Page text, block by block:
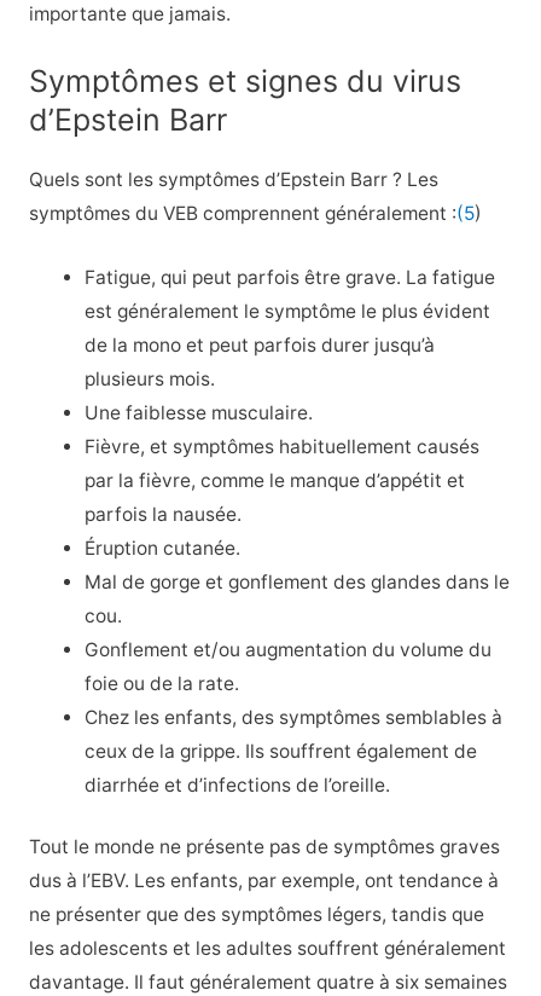
importante que jamais.
Symptômes et signes du virus
d’Epstein Barr
Quels sont les symptômes d’Epstein Barr ? Les
symptômes du VEB comprennent généralement :(5)
Fatigue, qui peut parfois être grave. La fatigue
est généralement le symptôme le plus évident
de la mono et peut parfois durer jusqu’à
plusieurs mois.
Une faiblesse musculaire.
Fièvre, et symptômes habituellement causés
par la fièvre, comme le manque d’appétit et
parfois la nausée.
Éruption cutanée.
Mal de gorge et gonflement des glandes dans le
cou.
Gonflement et/ou augmentation du volume du
foie ou de la rate.
Chez les enfants, des symptômes semblables à
ceux de la grippe. Ils souffrent également de
diarrhée et d’infections de l’oreille.
Tout le monde ne présente pas de symptômes graves
dus à l’EBV. Les enfants, par exemple, ont tendance à
ne présenter que des symptômes légers, tandis que
les adolescents et les adultes souffrent généralement
davantage. Il faut généralement quatre à six semaines